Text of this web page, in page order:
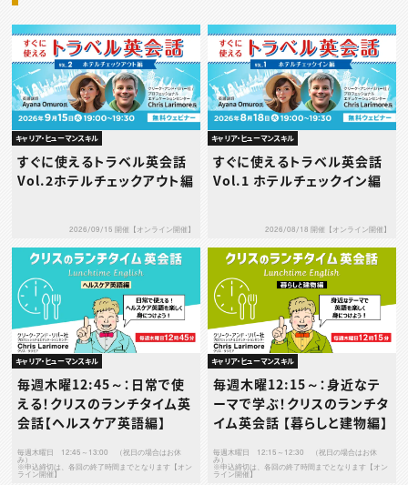
キャリア・ヒューマンスキル
すぐに使えるトラベル英会話
Vol.2ホテルチェックアウト編
2026/09/15 開催【オンライン開催】
キャリア・ヒューマンスキル
すぐに使えるトラベル英会話
Vol.1 ホテルチェックイン編
2026/08/18 開催【オンライン開催】
キャリア・ヒューマンスキル
毎週木曜12:45～：日常で使
える！クリスのランチタイム英
会話【ヘルスケア英語編】
毎週木曜日 12:45～13:00 （祝日の場合はお休
み）
※申込締切は、各回の終了時間までとなります【オン
ライン開催】
キャリア・ヒューマンスキル
毎週木曜12:15～：身近なテ
ーマで学ぶ！クリスのランチタ
イム英会話 【暮らしと建物編】
毎週木曜日 12:15～12:30 （祝日の場合はお休
み）
※申込締切は、各回の終了時間までとなります【オン
ライン開催】